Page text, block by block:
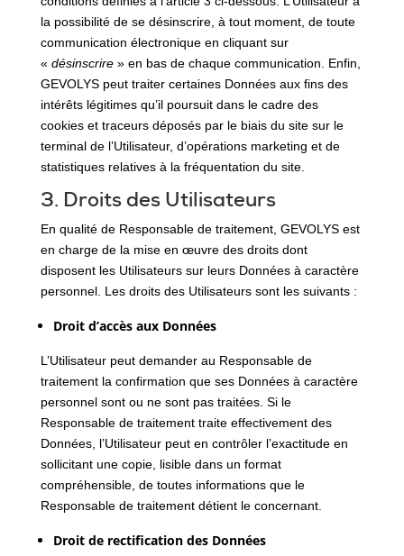
la possibilité de se désinscrire, à tout moment, de toute
communication électronique en cliquant sur
« désinscrire» en bas de chaque communication. Enfin,
GEVOLYS peut traiter certaines Données aux fins des
intérêts légitimes qu’il poursuit dans le cadre des
cookies et traceurs déposés par le biais du site sur le
terminal de l’Utilisateur, d’opérations marketing et de
statistiques relatives à la fréquentation du site.
3. Droits des Utilisateurs
En qualité de Responsable de traitement, GEVOLYS est
en charge de la mise en œuvre des droits dont
disposent les Utilisateurs sur leurs Données à caractère
personnel. Les droits des Utilisateurs sont les suivants :
Droit d’accès aux Données
L’Utilisateur peut demander au Responsable de
traitement la confirmation que ses Données à caractère
personnel sont ou ne sont pas traitées. Si le
Responsable de traitement traite effectivement des
Données, l’Utilisateur peut en contrôler l’exactitude en
sollicitant une copie, lisible dans un format
compréhensible, de toutes informations que le
Responsable de traitement détient le concernant.
Droit de rectification des Données